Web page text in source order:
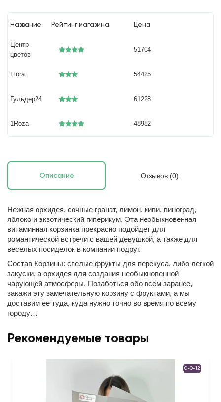
Название Рейтинг магазина Цена
Центр
цветов
51704
Flora 54425
Гульдер24 61228
1Roza 48982
Описание Отзывов (0)
Нежная орхидея, сочные гранат, лимон, киви, виноград,
яблоко и экзотический гиперикум. Эта необыкновенная
витаминная корзинка прекрасно подойдет для
романтической встречи с вашей девушкой, а также для
веселых посиделок в компании подруг.
Состав Корзины: спелые фрукты для перекуса, либо легкой
закуски, а орхидея для создания необыкновенной
чарующей атмосферы. Позаботься обо всем заранее,
закажи эту замечательную корзину с фруктами, а мы
доставим ее туда, куда нужно точно во время по всему
городу…
Рекомендуемые товары
0-0-12